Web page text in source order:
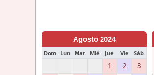
Agosto 2024
Dom Lun Mar Mié Jue Vie Sáb
1 2
3